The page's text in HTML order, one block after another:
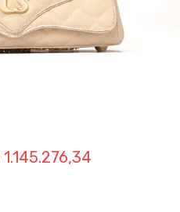
1.145.276,34